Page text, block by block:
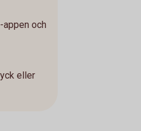
appen och
eller